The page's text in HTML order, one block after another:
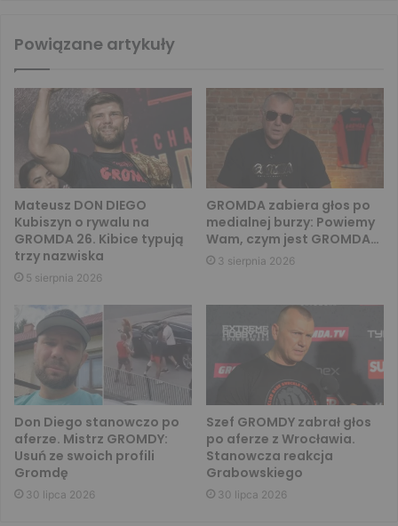
Powiązane artykuły
Mateusz DON DIEGO
Kubiszyn o rywalu na
GROMDA 26. Kibice typują
trzy nazwiska
5 sierpnia 2026
GROMDA zabiera głos po
medialnej burzy: Powiemy
Wam, czym jest GROMDA…
3 sierpnia 2026
Don Diego stanowczo po
aferze. Mistrz GROMDY:
Usuń ze swoich profili
Gromdę
30 lipca 2026
Szef GROMDY zabrał głos
po aferze z Wrocławia.
Stanowcza reakcja
Grabowskiego
30 lipca 2026